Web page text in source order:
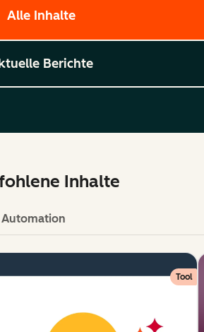
Alle Inhalte
Berichte
Inhalte
Automation
Tool